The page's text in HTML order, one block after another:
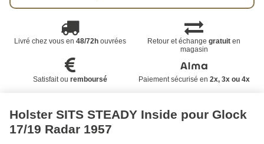
Livré chez vous en 48/72houvrées Retour et échangegratuit en
magasin
Satisfait ou remboursé Paiement sécurisé en 2x, 3x ou 4x
Holster SITS STEADY Inside pour Glock
17/19 Radar 1957